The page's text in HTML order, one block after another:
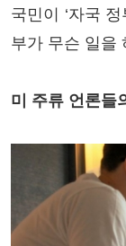
국민이 ‘자국
부가 무슨 일을
미 주류 언론들